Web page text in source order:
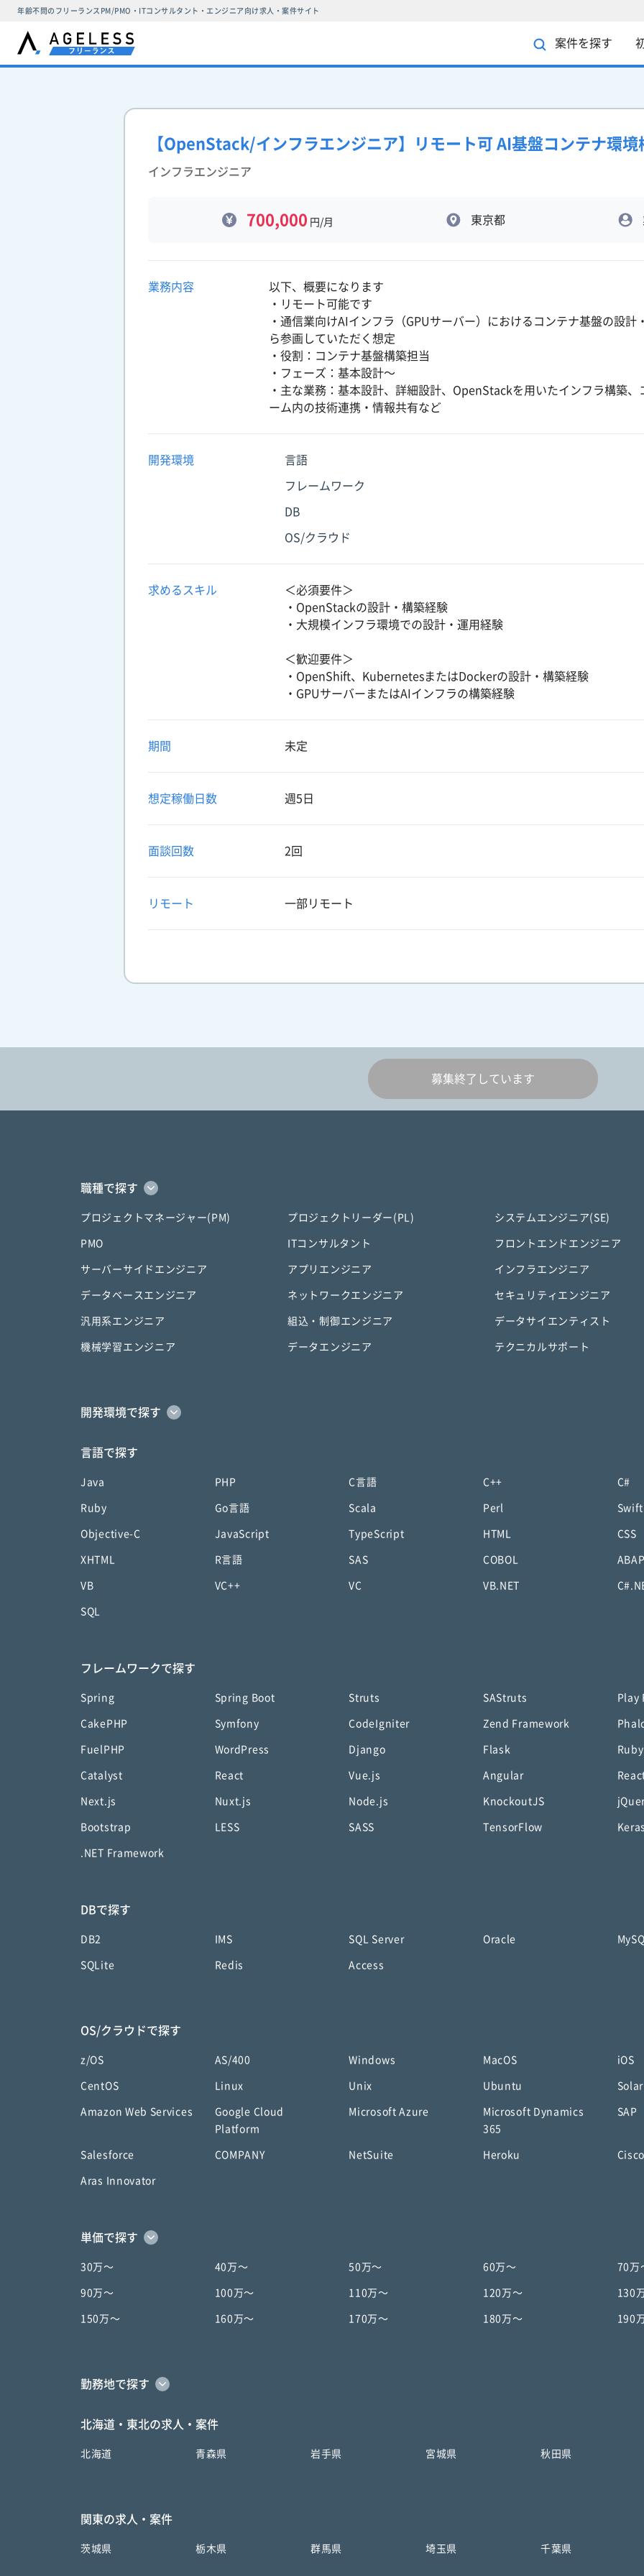
年齢不問のフリーランスPM/PMO・ITコンサルタント・エンジニア向け求人・案件サイト
案件を探す
【OpenStack/インフラエンジニア】リモート可 AI基盤コンテナ環境
インフラエンジニア
700,000 円/月 東京都
業務内容
以下、概要になります
・リモート可能です
・通信業向けAIインフラ（GPUサーバー）におけるコンテナ基盤の設
ら参画していただく想定
・役割：コンテナ基盤構築担当
・フェーズ：基本設計〜
・主な業務：基本設計、詳細設計、OpenStackを用いたインフラ構築
ーム内の技術連携・情報共有など
開発環境 言語
フレームワーク
DB
OS/クラウド
求めるスキル
＜必須要件＞
・OpenStackの設計・構築経験
・大規模インフラ環境での設計・運用経験
＜歓迎要件＞
・OpenShift、KubernetesまたはDockerの設計・構築経験
・GPUサーバーまたはAIインフラの構築経験
期間 未定
想定稼働日数 週5日
面談回数 2回
リモート 一部リモート
募集終了しています
職種で探す
プロジェクトマネージャー(PM) プロジェクトリーダー(PL) システムエンジニア(SE)
PMO ITコンサルタント フロントエンドエンジニア
サーバーサイドエンジニア アプリエンジニア インフラエンジニア
データベースエンジニア ネットワークエンジニア セキュリティエンジニア
汎用系エンジニア 組込・制御エンジニア データサイエンティスト
機械学習エンジニア データエンジニア テクニカルサポート
開発環境で探す
言語で探す
Java PHP C言語 C++ C#
Ruby Go言語 Scala Perl Swift
Objective-C JavaScript TypeScript HTML CSS
XHTML R言語 SAS COBOL
VB VC++ VC VB.NET
SQL
フレームワークで探す
Spring Spring Boot Struts SAStruts Play
CakePHP Symfony CodeIgniter Zend Framework
FuelPHP WordPress Django Flask
Catalyst React Vue.js Angular
Next.js Nuxt.js Node.js KnockoutJS
Bootstrap LESS SASS TensorFlow
.NET Framework
DBで探す
DB2 IMS SQL Server Oracle
SQLite Redis Access
OS/クラウドで探す
z/OS AS/400 Windows MacOS iOS
CentOS Linux Unix Ubuntu
Amazon Web Services
Google Cloud
Platform
Microsoft Azure
Microsoft Dynamics
365
SAP
Salesforce COMPANY NetSuite Heroku
Aras Innovator
単価で探す
30万〜 40万〜 50万〜 60万〜 70万
90万〜 100万〜 110万〜 120万〜 130
150万〜 160万〜 170万〜 180万〜 190
勤務地で探す
北海道・東北の求人・案件
北海道 青森県 岩手県 宮城県 秋田県
関東の求人・案件
茨城県 栃木県 群馬県 埼玉県 千葉県